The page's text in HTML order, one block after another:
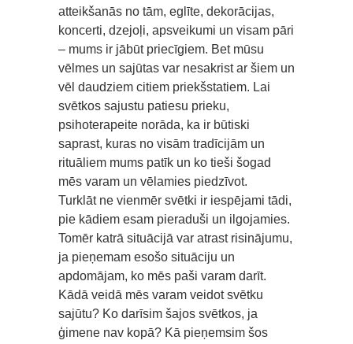
atteikšanās no tām, eglīte, dekorācijas,
koncerti, dzejoļi, apsveikumi un visam pāri
– mums ir jābūt priecīgiem. Bet mūsu
vēlmes un sajūtas var nesakrist ar šiem un
vēl daudziem citiem priekšstatiem. Lai
svētkos sajustu patiesu prieku,
psihoterapeite norāda, ka ir būtiski
saprast, kuras no visām tradīcijām un
rituāliem mums patīk un ko tieši šogad
mēs varam un vēlamies piedzīvot.
Turklāt ne vienmēr svētki ir iespējami tādi,
pie kādiem esam pieraduši un ilgojamies.
Tomēr katrā situācijā var atrast risinājumu,
ja pieņemam esošo situāciju un
apdomājam, ko mēs paši varam darīt.
Kādā veidā mēs varam veidot svētku
sajūtu? Ko darīsim šajos svētkos, ja
ģimene nav kopā? Kā pieņemsim šos